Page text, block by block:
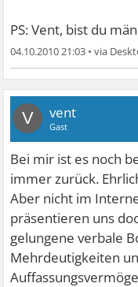
PS: Vent, bist du
04.10.2010 21:03 •
V vent
Gast
Bei mir ist es noch
immer zurück.
Aber nicht im
präsentieren uns
gelungene verbale
Mehrdeutigkeiten